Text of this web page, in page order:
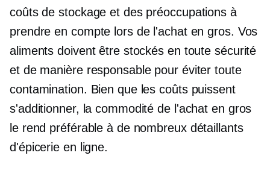
coûts de stockage et des préoccupations à
prendre en compte lors de l'achat en gros. Vos
aliments doivent être stockés en toute sécurité
et de manière responsable pour éviter toute
contamination. Bien que les coûts puissent
s'additionner, la commodité de l'achat en gros
le rend préférable à de nombreux détaillants
d'épicerie en ligne.